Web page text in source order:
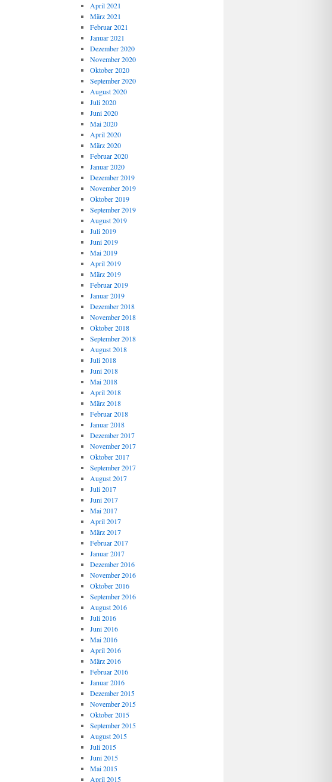
April 2021
März 2021
Februar 2021
Januar 2021
Dezember 2020
November 2020
Oktober 2020
September 2020
August 2020
Juli 2020
Juni 2020
Mai 2020
April 2020
März 2020
Februar 2020
Januar 2020
Dezember 2019
November 2019
Oktober 2019
September 2019
August 2019
Juli 2019
Juni 2019
Mai 2019
April 2019
März 2019
Februar 2019
Januar 2019
Dezember 2018
November 2018
Oktober 2018
September 2018
August 2018
Juli 2018
Juni 2018
Mai 2018
April 2018
März 2018
Februar 2018
Januar 2018
Dezember 2017
November 2017
Oktober 2017
September 2017
August 2017
Juli 2017
Juni 2017
Mai 2017
April 2017
März 2017
Februar 2017
Januar 2017
Dezember 2016
November 2016
Oktober 2016
September 2016
August 2016
Juli 2016
Juni 2016
Mai 2016
April 2016
März 2016
Februar 2016
Januar 2016
Dezember 2015
November 2015
Oktober 2015
September 2015
August 2015
Juli 2015
Juni 2015
Mai 2015
April 2015